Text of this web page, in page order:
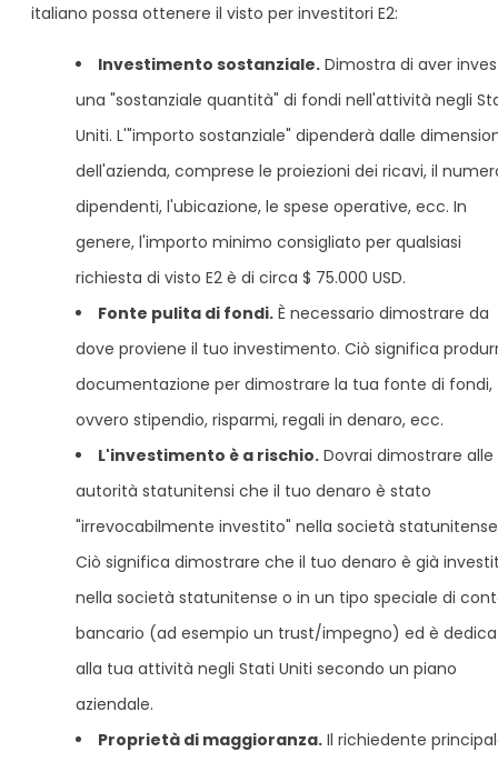
italiano possa ottenere il visto per investitori E2:
Investimento sostanziale. Dimostra di aver
una "sostanziale quantità" di fondi nell'attività negli
Uniti. L'"importo sostanziale" dipenderà dalle
dell'azienda, comprese le proiezioni dei ricavi, il
dipendenti, l'ubicazione, le spese operative, ecc. In
genere, l'importo minimo consigliato per qualsiasi
richiesta di visto E2 è di circa $ 75.000 USD.
Fonte pulita di fondi. È necessario dimostrare da
dove proviene il tuo investimento. Ciò significa
documentazione per dimostrare la tua fonte di fondi,
ovvero stipendio, risparmi, regali in denaro, ecc.
L'investimento è a rischio. Dovrai dimostrare alle
autorità statunitensi che il tuo denaro è stato
"irrevocabilmente investito" nella società
Ciò significa dimostrare che il tuo denaro è già
nella società statunitense o in un tipo speciale di
bancario (ad esempio un trust/impegno) ed è
alla tua attività negli Stati Uniti secondo un piano
aziendale.
Proprietà di maggioranza. Il richiedente